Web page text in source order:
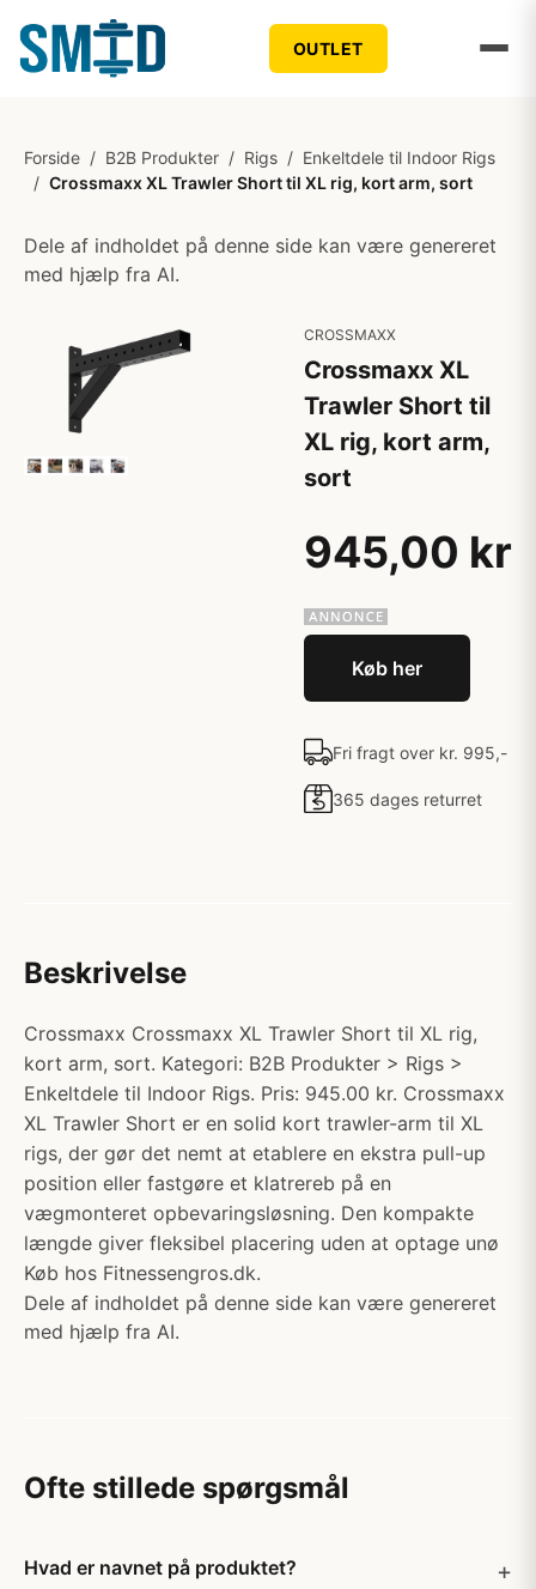
OUTLET
Forside / B2B Produkter / Rigs / Enkeltdele til Indoor Rigs
/ Crossmaxx XL Trawler Short til XL rig, kort arm, sort
Dele af indholdet på denne side kan være genereret
med hjælp fra AI.
CROSSMAXX
Crossmaxx XL
Trawler Short til
XL rig, kort arm,
sort
945,00 kr
Køb her
Fri fragt over kr. 995,-
365 dages returret
Beskrivelse
Crossmaxx Crossmaxx XL Trawler Short til XL rig,
kort arm, sort. Kategori: B2B Produkter > Rigs >
Enkeltdele til Indoor Rigs. Pris: 945.00 kr. Crossmaxx
XL Trawler Short er en solid kort trawler-arm til XL
rigs, der gør det nemt at etablere en ekstra pull-up
position eller fastgøre et klatrereb på en
vægmonteret opbevaringsløsning. Den kompakte
længde giver fleksibel placering uden at optage unø
Køb hos Fitnessengros.dk.
Dele af indholdet på denne side kan være genereret
med hjælp fra AI.
Ofte stillede spørgsmål
Hvad er navnet på produktet?